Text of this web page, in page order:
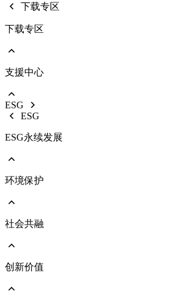
下载专区
下载专区
EOL产品停产通知
支援中心
影音中心
ESG
ESG
ESG永续发展
前往 ESG永续发展
响应国际倡议
执行成果亮点
环境保护
前往 环境保护
能源与气体管理
社会共融
前往 社会共融
创新价值